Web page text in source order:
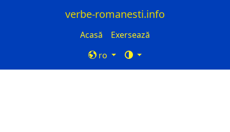
verbe-romanesti.info
Acasă
Exersează
ro